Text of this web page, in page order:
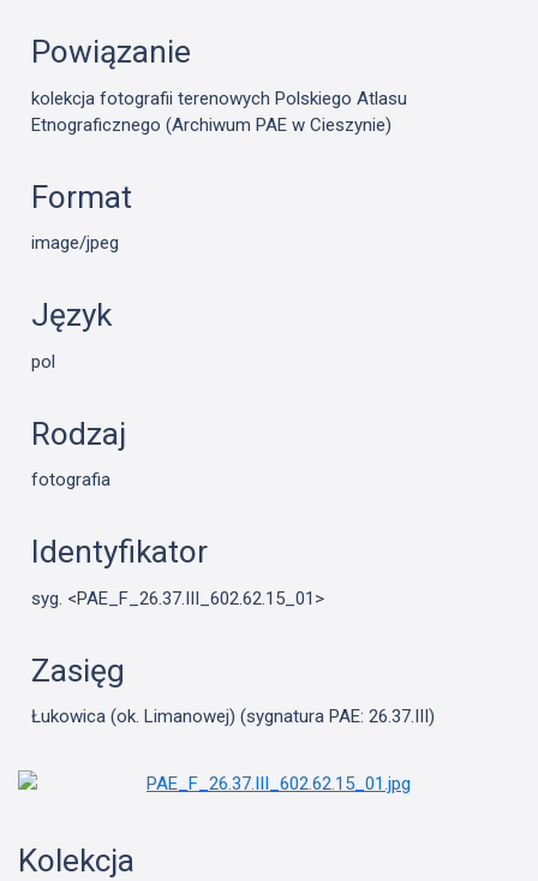
Powiązanie
kolekcja fotografii terenowych Polskiego Atlasu
Etnograficznego (Archiwum PAE w Cieszynie)
Format
image/jpeg
Język
pol
Rodzaj
fotografia
Identyfikator
syg. <PAE_F_26.37.III_602.62.15_01>
Zasięg
Łukowica (ok. Limanowej) (sygnatura PAE: 26.37.III)
Kolekcja